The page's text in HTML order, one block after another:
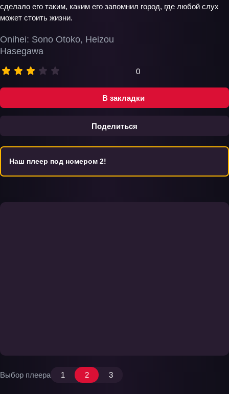
В закладки
Поделиться
Onihei: Sono Otoko, Heizou
Hasegawa
0
сделало его таким, каким его запомнил город, где любой слух
может стоить жизни.
Наш плеер под номером 2!
Выбор плеера 1 2 3